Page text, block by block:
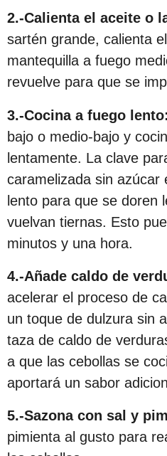
l
i
ó
n
2.-Calienta el aceite o
sartén grande, calienta
mantequilla a fuego
revuelve para que se
3.-Cocina a fuego lento:
bajo o medio-bajo y
lentamente. La clave
caramelizada sin azúcar
lento para que se doren
vuelvan tiernas. Esto
minutos y una hora.
4.-Añade caldo de
acelerar el proceso de
un toque de dulzura sin
taza de caldo de
a que las cebollas se
aportará un sabor
5.-Sazona con sal y
pimienta al gusto para